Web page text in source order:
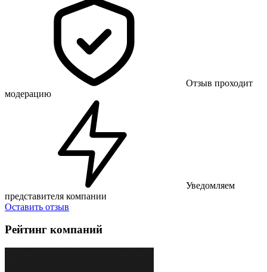
Отзыв проходит
модерацию
Уведомляем
представителя компании
Оставить отзыв
Рейтинг компаний